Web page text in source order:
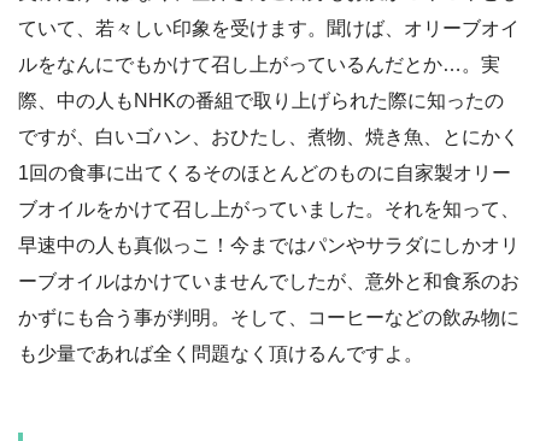
ていて、若々しい印象を受けます。聞けば、オリーブオイ
ルをなんにでもかけて召し上がっているんだとか…。実
際、中の人もNHKの番組で取り上げられた際に知ったの
ですが、白いゴハン、おひたし、煮物、焼き魚、とにかく
1回の食事に出てくるそのほとんどのものに自家製オリー
ブオイルをかけて召し上がっていました。それを知って、
早速中の人も真似っこ！今まではパンやサラダにしかオリ
ーブオイルはかけていませんでしたが、意外と和食系のお
かずにも合う事が判明。そして、コーヒーなどの飲み物に
も少量であれば全く問題なく頂けるんですよ。